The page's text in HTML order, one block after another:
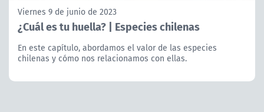
Viernes 9 de junio de 2023
¿Cuál es tu huella? | Especies chilenas
En este capítulo, abordamos el valor de las especies
chilenas y cómo nos relacionamos con ellas.